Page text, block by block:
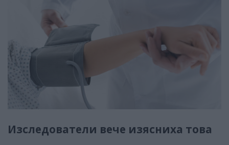
Изследователи вече изясниха това